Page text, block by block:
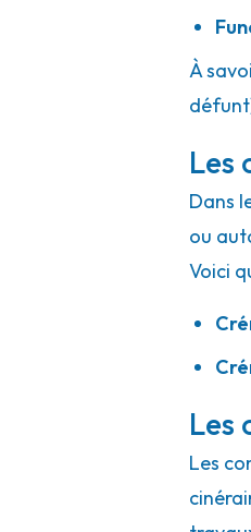
À
Les
Dans
ou
Voici
Les
Les